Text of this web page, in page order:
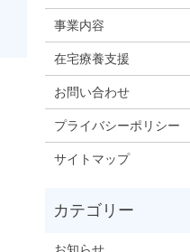
事業内容
在宅療養支援
お問い合わせ
プライバシーポリシー
サイトマップ
お知らせ